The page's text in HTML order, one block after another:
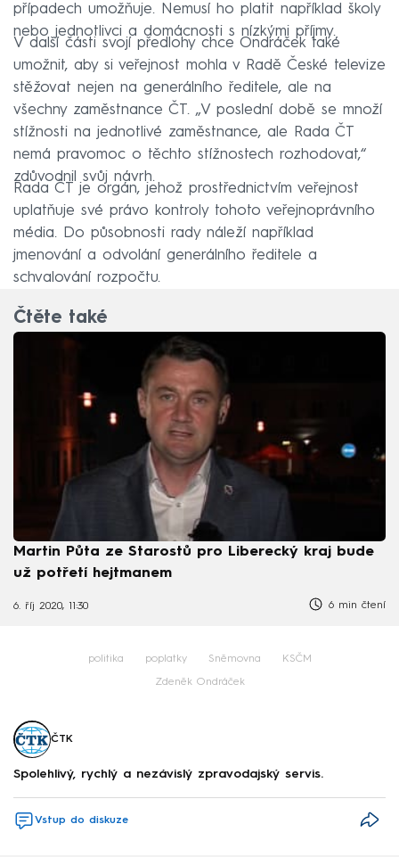
případech umožňuje. Nemusí ho platit například školy
nebo jednotlivci a domácnosti s nízkými příjmy.
V další části svojí předlohy chce Ondráček také
umožnit, aby si veřejnost mohla v Radě České televize
stěžovat nejen na generálního ředitele, ale na
všechny zaměstnance ČT. „V poslední době se množí
stížnosti na jednotlivé zaměstnance, ale Rada ČT
nemá pravomoc o těchto stížnostech rozhodovat,“
zdůvodnil svůj návrh.
Rada ČT je orgán, jehož prostřednictvím veřejnost
uplatňuje své právo kontroly tohoto veřejnoprávního
média. Do působnosti rady náleží například
jmenování a odvolání generálního ředitele a
schvalování rozpočtu.
Čtěte také
Martin Půta ze Starostů pro Liberecký kraj bude
už potřetí hejtmanem
6. říj 2020, 11:30 6 min čtení
politika poplatky Sněmovna KSČM
Zdeněk Ondráček
ČTK
Spolehlivý, rychlý a nezávislý zpravodajský servis.
Vstup do diskuze